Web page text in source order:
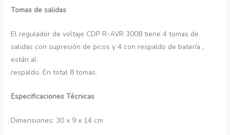
Tomas de salidas
El regulador de voltaje CDP R-AVR 3008 tiene 4 tomas de
salidas con supresión de picos y 4 con respaldo de batería ,
están al
respaldo. En total 8 tomas.
Especificaciones Técnicas
Dimensiones: 30 x 9 x 14 cm